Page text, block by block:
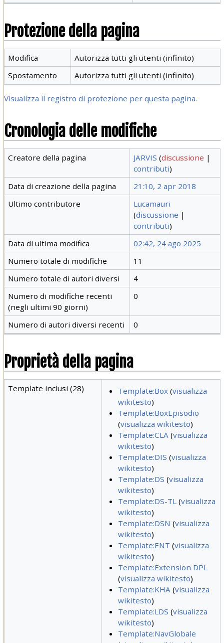
Protezione della pagina
Modifica
Autorizza tutti gli utenti (infinito)
Spostamento
Autorizza tutti gli utenti (infinito)
Visualizza il registro di protezione per questa pagina.
Cronologia delle modifiche
Creatore della pagina JARVIS (discussione |
contributi)
Data di creazione della pagina
21:10, 2 apr 2018
Ultimo contributore
Lucamauri
(discussione |
contributi)
Data di ultima modifica
02:42, 24 ago 2025
Numero totale di modifiche
11
Numero totale di autori diversi
4
Numero di modifiche recenti
(negli ultimi 90 giorni)
0
Numero di autori diversi recenti 0
Proprietà della pagina
Template inclusi (28) Template:Box(visualizza
wikitesto)
Template:BoxEpisodio
(visualizza wikitesto)
Template:CLA(visualizza
wikitesto)
Template:DIS (visualizza
wikitesto)
Template:DS (visualizza
wikitesto)
Template:DS-TL(visualizza
wikitesto)
Template:DSN (visualizza
wikitesto)
Template:ENT (visualizza
wikitesto)
Template:Extension DPL
(visualizza wikitesto)
Template:KHA(visualizza
wikitesto)
Template:LDS (visualizza
wikitesto)
Template:NavGlobale